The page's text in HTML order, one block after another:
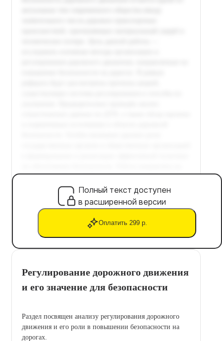
Полный текст доступен
в расширенной версии
Оплатить 299 р.
Регулирование дорожного движения
и его значение для безопасности
Раздел посвящен анализу регулирования дорожного
движения и его роли в повышении безопасности на
дорогах.